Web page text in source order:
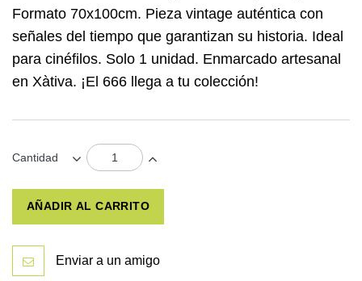
Formato 70x100cm. Pieza vintage auténtica con
señales del tiempo que garantizan su historia. Ideal
para cinéfilos. Solo 1 unidad. Enmarcado artesanal
en Xàtiva. ¡El 666 llega a tu colección!
Cantidad
AÑADIR AL CARRITO
Enviar a un amigo